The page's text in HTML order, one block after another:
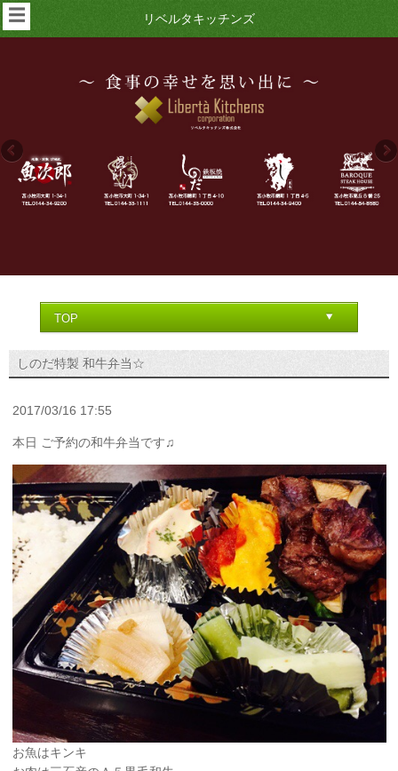
リベルタキッチンズ
☰
しのだ特製 和牛弁当☆
2017/03/16 17:55
本日 ご予約の和牛弁当です♫
お魚はキンキ